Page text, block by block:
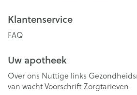
Klantenservice
FAQ
Uw apotheek
Over ons Nuttige links
van wachtVoorschriftZorgtarieven